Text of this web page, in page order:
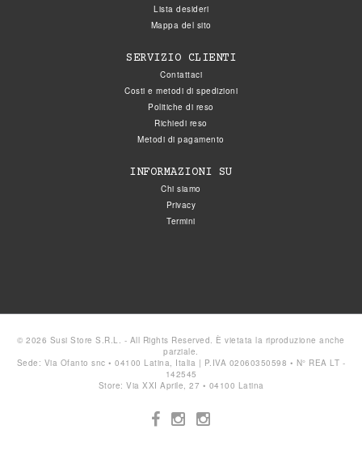
Lista desideri
Mappa del sito
SERVIZIO CLIENTI
Contattaci
Costi e metodi di spedizioni
Politiche di reso
Richiedi reso
Metodi di pagamento
INFORMAZIONI SU
Chi siamo
Privacy
Termini
© 2026 Susi Store S.R.L. - All Rights Reserved. È vietata la riproduzione anche
parziale.
Sede: Via Ofanto snc • 04100 Latina, Italia | P.IVA 02060350598 • N° REA LT -
142545
Store: Via XXI Aprile, 27 • 04100 Latina